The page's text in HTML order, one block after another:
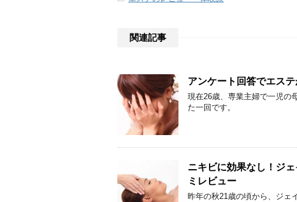
関連記事
アンケート回答でエス
現在26歳、専業主婦で一児の
た一回です。
ニキビに効果なし！ジ
ミレビュー
昨年の秋21歳の頃から、ジェ